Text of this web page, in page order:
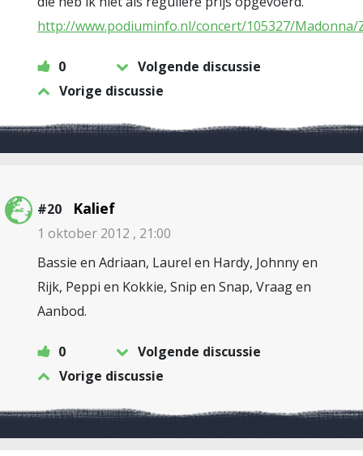
http://www.podiuminfo.nl/concert/105327/Madonna/
0
Volgende discussie
Vorige discussie
#20 Kalief
1 oktober 2012 , 21:00
Bassie en Adriaan, Laurel en Hardy, Johnny en
Rijk, Peppi en Kokkie, Snip en Snap, Vraag en
Aanbod.
0
Volgende discussie
Vorige discussie